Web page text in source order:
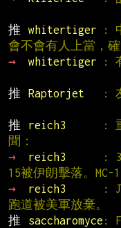
推
whitertiger
:
會不會有人上當，
→
whitertiger
:
推
Raptorjet
:
推
reich3
:
聞：
→
reich3
:
15被伊朗擊落。MC-
→
reich3
: J
跑道被美軍放棄。
推
saccharomyce :